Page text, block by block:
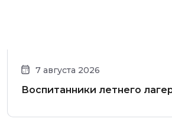
7 августа 2026
Воспитанники летнего